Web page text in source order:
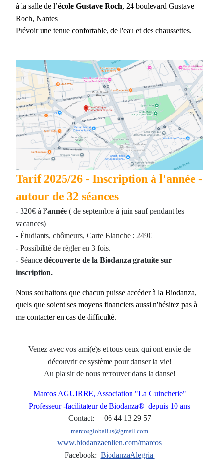
à la salle de l’école Gustave Roch, 24 boulevard Gustave
Roch, Nantes
Prévoir une tenue confortable, de l'eau et des chaussettes.
Tarif 2025/26 - Inscription à l'année -
autour de 32 séances
- 320€ à l’année ( de septembre à juin sauf pendant les
vacances)
- Étudiants, chômeurs, Carte Blanche : 249€
- Possibilité de régler en 3 fois.
- Séance découverte de la Biodanza gratuite sur
inscription.
Nous souhaitons que chacun puisse accéder à la Biodanza,
quels que soient ses moyens financiers aussi n'hésitez pas à
me contacter en cas de difficulté.
Venez avec vos ami(e)s et tous ceux qui ont envie de
découvrir ce système pour danser la vie!
Au plaisir de nous retrouver dans la danse!
Marcos AGUIRRE, Association "La Guincherie"
Professeur -facilitateur de Biodanza® depuis 10 ans
Contact: 06 44 13 29 57
marcosglobalius@gmail.com
www.biodanzaenlien.com/marcos
Facebook: BiodanzaAlegria